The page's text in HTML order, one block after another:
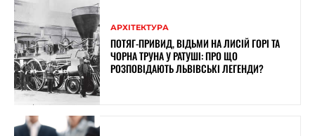
АРХІТЕКТУРА
ПОТЯГ-ПРИВИД, ВІДЬМИ НА ЛИСІЙ ГОРІ ТА
ЧОРНА ТРУНА У РАТУШІ: ПРО ЩО
РОЗПОВІДАЮТЬ ЛЬВІВСЬКІ ЛЕГЕНДИ?